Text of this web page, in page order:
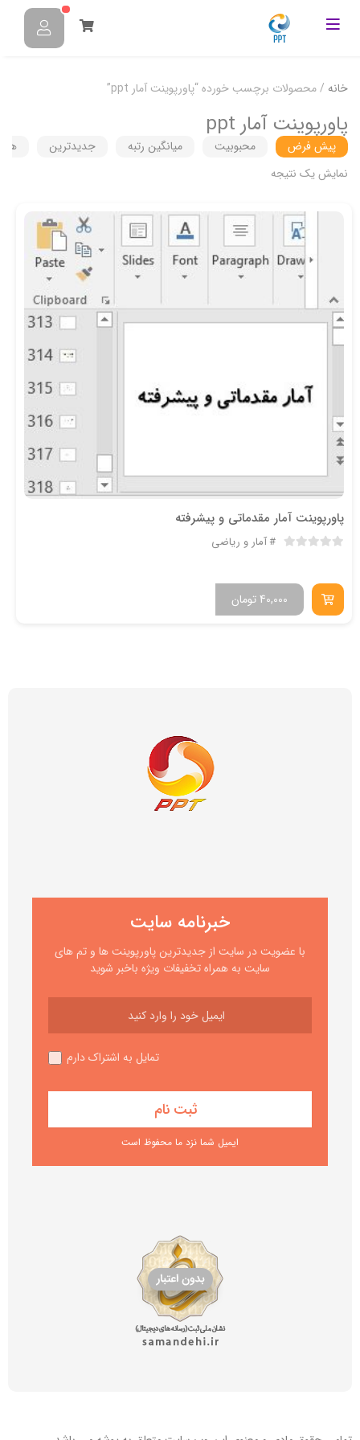
خانه / محصولات برچسب خورده “پاورپوینت آمار ppt”
پاورپوینت آمار ppt
پیش فرض محبوبیت میانگین رتبه جدیدترین
نمایش یک نتیجه
پاورپوینت آمار مقدماتی و پیشرفته
آمار و ریاضی
تومان40,000
خبرنامه سایت
با عضویت در سایت از جدیدترین پاورپوینت ها و تم های
سایت به همراه تخفیفات ویژه باخبر شوید
تمایل به اشتراک دارم
ایمیل شما نزد ما محفوظ است